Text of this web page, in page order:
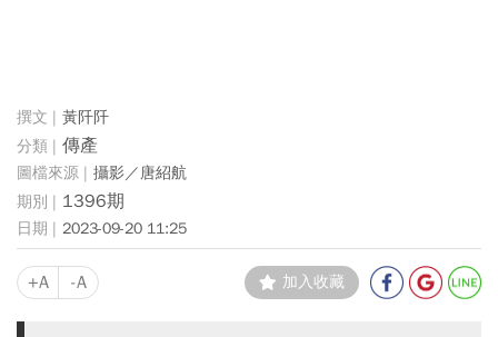
黃阡阡
傳產
攝影／唐紹航
1396期
2023-09-20 11:25
+A -A 加入收藏